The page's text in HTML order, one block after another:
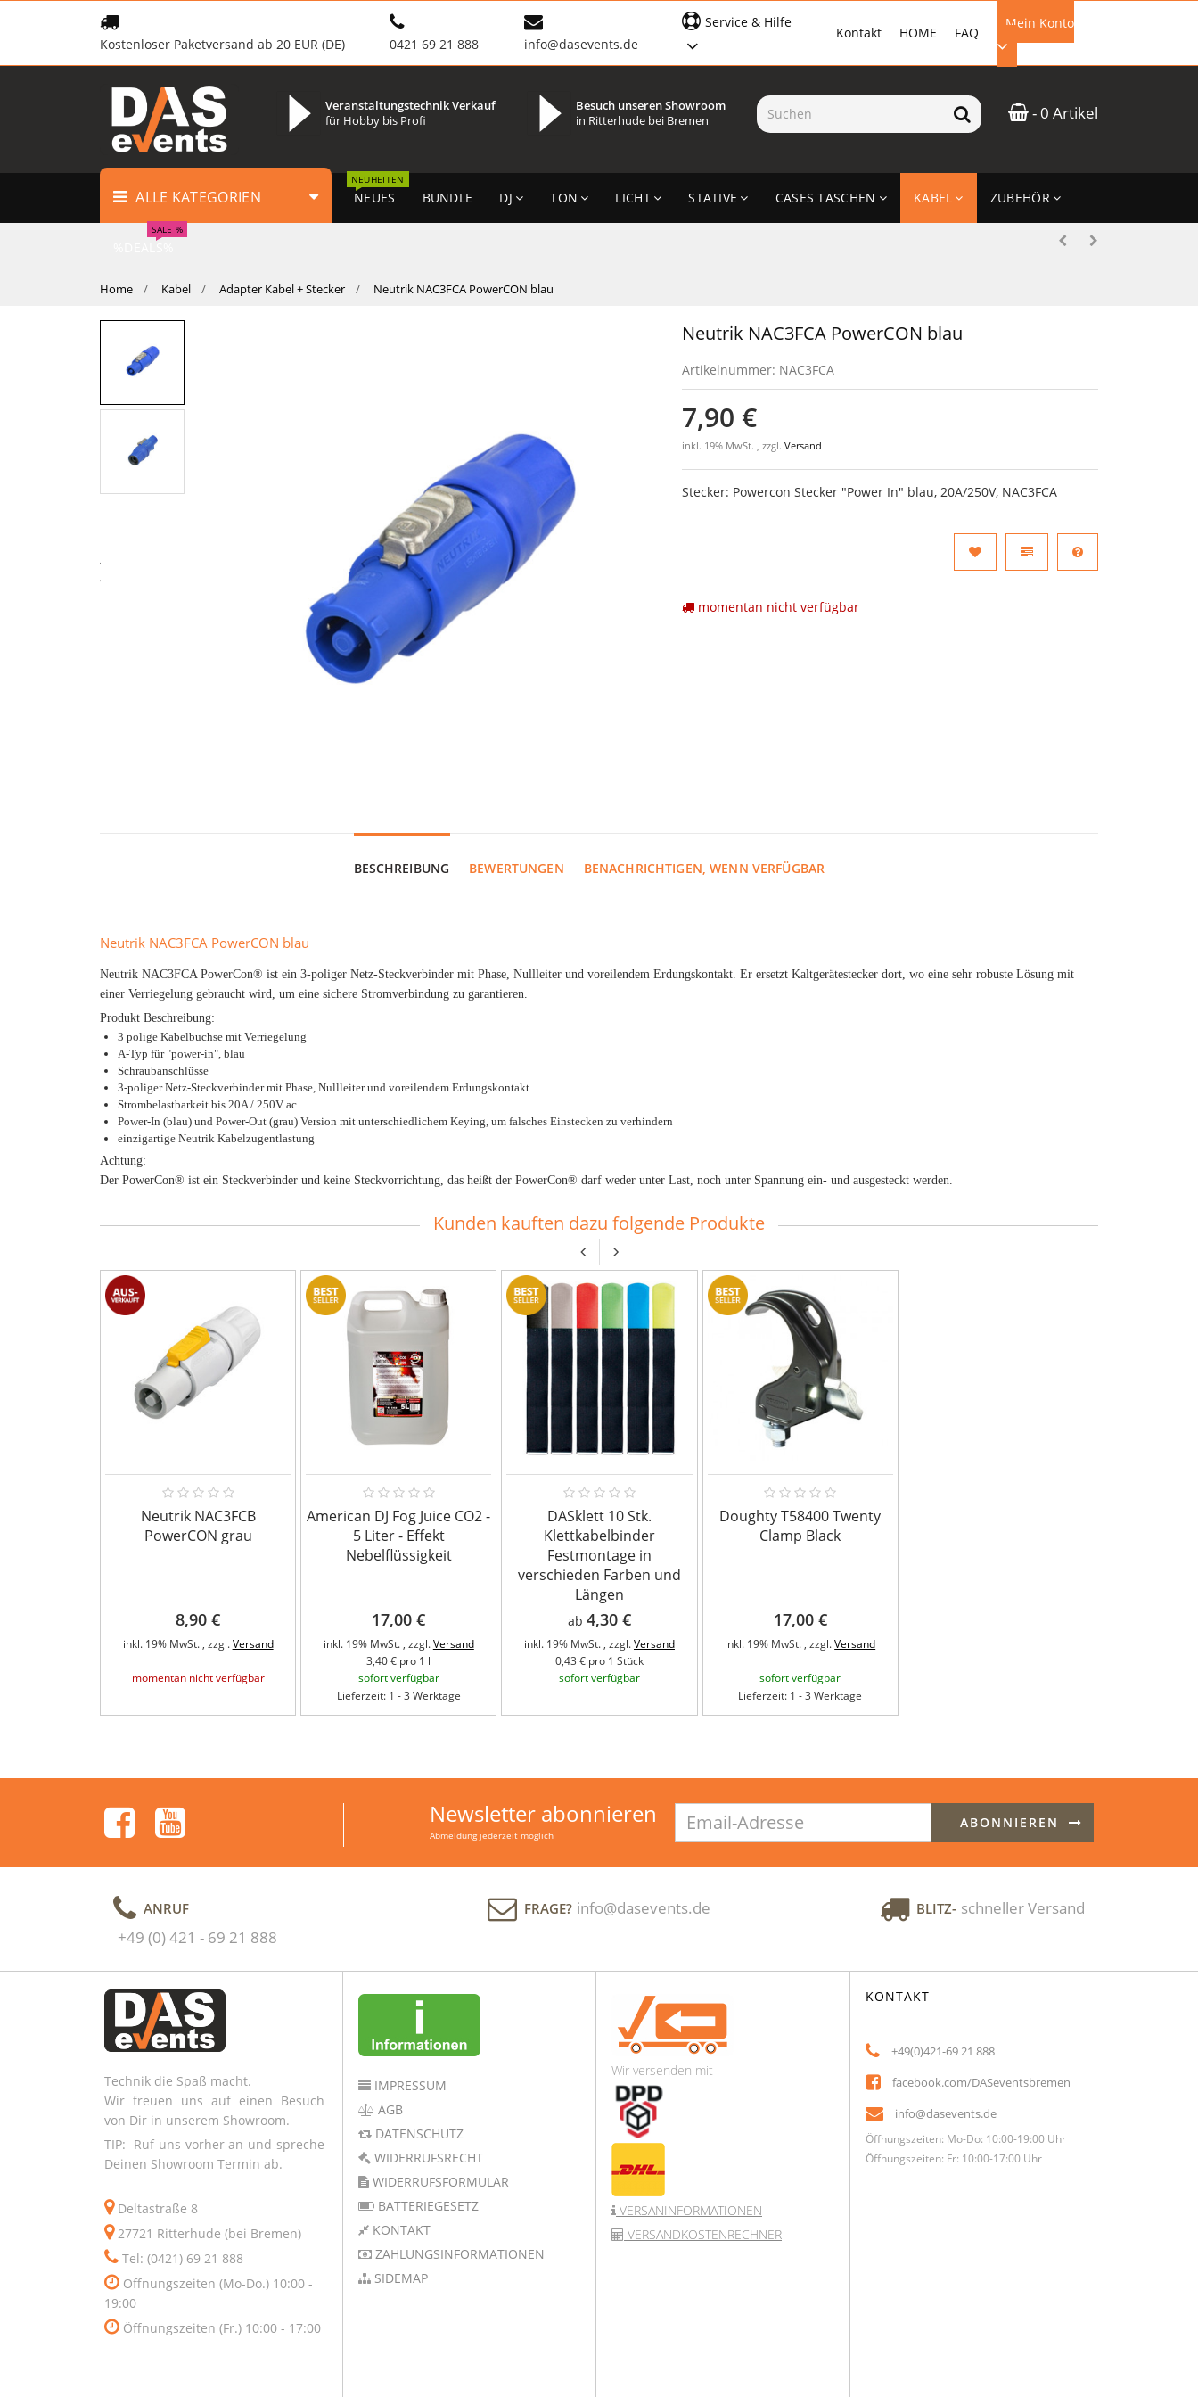
Kostenloser Paketversand ab 20 EUR (DE) 0421 69 21 888 info@dasevents.de
Mein Konto
EMAIL-ADRESSE
ANMELDEN
FAQ
HOME
Kontakt
Service & Hilfe
- 0 Artikel
Veranstaltungstechnik Verkauf
für Hobby bis Profi
Besuch unseren Showroom
in Ritterhude bei Bremen
ALLE KATEGORIEN NEUES
NEUHEITEN
BUNDLE DJ TON LICHT STATIVE CASES TASCHEN KABEL ZUBEHÖR
SALE %
Home Kabel Adapter Kabel + Stecker Neutrik NAC3FCA PowerCON blau
Neutrik NAC3FCA PowerCON blau
Artikelnummer: NAC3FCA
7,90 €
inkl. 19% MwSt. , zzgl.Versand
Stecker: Powercon Stecker "Power In" blau, 20A/250V, NAC3FCA
momentan nicht verfügbar
BESCHREIBUNG BEWERTUNGEN BENACHRICHTIGEN, WENN VERFÜGBAR
Neutrik NAC3FCA PowerCON blau
Neutrik NAC3FCA PowerCon® ist ein 3-poliger Netz-Steckverbinder mit Phase, Nullleiter und voreilendem Erdungskontakt. Er ersetzt Kaltgerätestecker dort, wo eine sehr robuste Lösung mit
einer Verriegelung gebraucht wird, um eine sichere Stromverbindung zu garantieren.
Produkt Beschreibung:
3 polige Kabelbuchse mit Verriegelung
A-Typ für "power-in", blau
Schraubanschlüsse
3-poliger Netz-Steckverbinder mit Phase, Nullleiter und voreilendem Erdungskontakt
Strombelastbarkeit bis 20A / 250V ac
Power-In (blau) und Power-Out (grau) Version mit unterschiedlichem Keying, um falsches Einstecken zu verhindern
einzigartige Neutrik Kabelzugentlastung
Achtung:
Der PowerCon® ist ein Steckverbinder und keine Steckvorrichtung, das heißt der PowerCon® darf weder unter Last, noch unter Spannung ein- und ausgesteckt werden.
Kunden kauften dazu folgende Produkte
Neutrik NAC3FCB
PowerCON grau
8,90 €
inkl. 19% MwSt. , zzgl. Versand
momentan nicht verfügbar
American DJ Fog Juice CO2 -
5 Liter - Effekt
Nebelflüssigkeit
17,00 €
inkl. 19% MwSt. , zzgl. Versand
3,40 € pro 1 l
sofort verfügbar
Lieferzeit: 1 - 3 Werktage
DASklett 10 Stk.
Klettkabelbinder
Festmontage in
verschieden Farben und
Längen
ab 4,30 €
inkl. 19% MwSt. , zzgl. Versand
0,43 € pro 1 Stück
sofort verfügbar
Doughty T58400 Twenty
Clamp Black
17,00 €
inkl. 19% MwSt. , zzgl.Versand
sofort verfügbar
Lieferzeit: 1 - 3 Werktage
Newsletter abonnieren
Abmeldung jederzeit möglich
Adresse
ABONNIEREN
ANRUF
+49 (0) 421 - 69 21 888
FRAGE? info@dasevents.de BLITZ- schneller Versand
Technik die Spaß macht.
Wir freuen uns auf einen Besuch
von Dir in unserem Showroom.
TIP: Ruf uns vorher an und spreche
Deinen Showroom Termin ab.
Deltastraße 8
27721 Ritterhude (bei Bremen)
Tel: (0421) 69 21 888
Öffnungszeiten (Mo-Do.) 10:00 -
19:00
Öffnungszeiten (Fr.) 10:00 - 17:00
IMPRESSUM
AGB
DATENSCHUTZ
WIDERRUFSRECHT
WIDERRUFSFORMULAR
BATTERIEGESETZ
KONTAKT
ZAHLUNGSINFORMATIONEN
SIDEMAP
Wir versenden mit
VERSANINFORMATIONEN
VERSANDKOSTENRECHNER
KONTAKT
+49(0)421-69 21 888
facebook.com/DASeventsbremen
info@dasevents.de
Öffnungszeiten: Mo-Do: 10:00-19:00 Uhr
Öffnungszeiten: Fr: 10:00-17:00 Uhr